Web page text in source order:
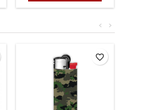
>
<
favorite_border